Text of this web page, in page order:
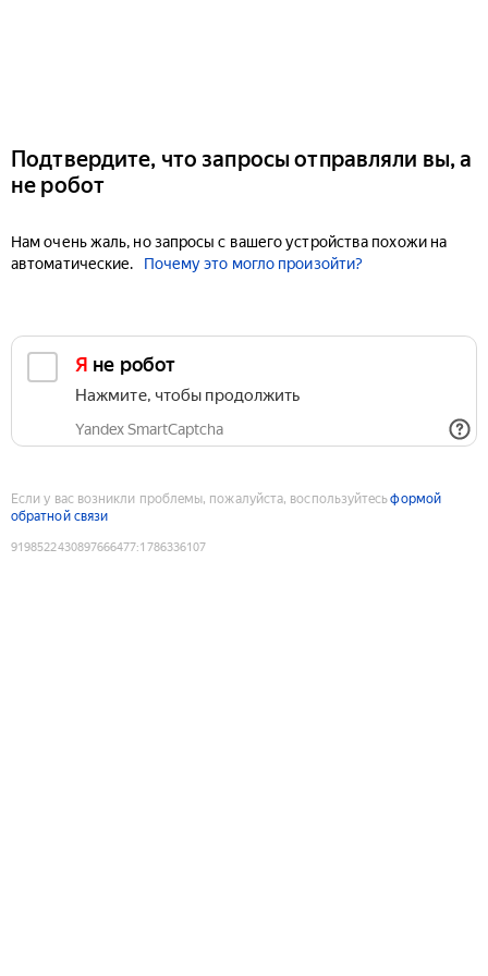
Подтвердите, что запросы отправляли вы, а
не робот
Нам очень жаль, но запросы с вашего устройства похожи на
автоматические.
Почему это могло произойти?
Я не робот
Нажмите, чтобы продолжить
Yandex SmartCaptcha
Если у вас возникли проблемы, пожалуйста, воспользуйтесьформой
обратной связи
9198522430897666477:1786336107